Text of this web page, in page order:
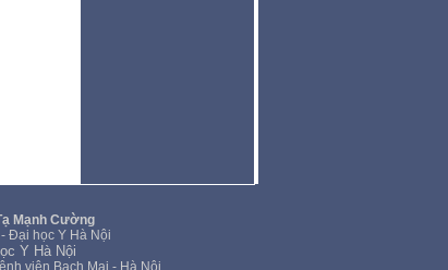
Mạnh Cường
Đại học Y Hà Nội
Y Hà Nội
viện Bạch Mai - Hà Nội